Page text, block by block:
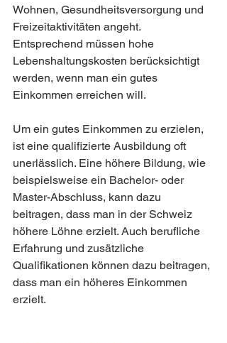
Wohnen, Gesundheitsversorgung und
Freizeitaktivitäten angeht.
Entsprechend müssen hohe
Lebenshaltungskosten berücksichtigt
werden, wenn man ein gutes
Einkommen erreichen will.
Um ein gutes Einkommen zu erzielen,
ist eine qualifizierte Ausbildung oft
unerlässlich. Eine höhere Bildung, wie
beispielsweise ein Bachelor- oder
Master-Abschluss, kann dazu
beitragen, dass man in der Schweiz
höhere Löhne erzielt. Auch berufliche
Erfahrung und zusätzliche
Qualifikationen können dazu beitragen,
dass man ein höheres Einkommen
erzielt.